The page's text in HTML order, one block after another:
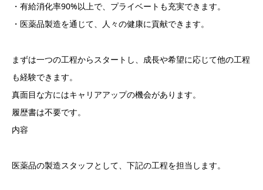
・有給消化率90%以上で、プライベートも充実できます。
・医薬品製造を通じて、人々の健康に貢献できます。
まずは一つの工程からスタートし、成長や希望に応じて他の工程
も経験できます。
真面目な方にはキャリアアップの機会があります。
履歴書は不要です。
内容
医薬品の製造スタッフとして、下記の工程を担当します。